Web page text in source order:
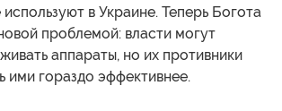
в Украине. Теперь Богота
проблемой: власти могут
аппараты, но их противники
ими гораздо эффективнее.